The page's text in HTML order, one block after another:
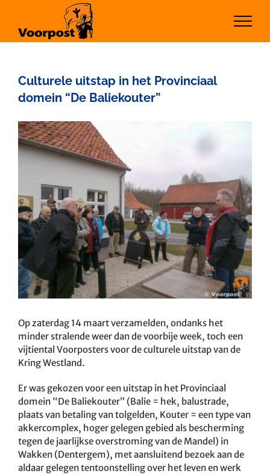
inhoud
Culturele uitstap in het Provinciaal
domein “De Baliekouter”
Bekijk
grotere
afbeelding
Op zaterdag 14 maart verzamelden, ondanks het
minder stralende weer dan de voorbije week, toch een
vijtiental Voorposters voor de culturele uitstap van de
Kring Westland.
Er was gekozen voor een uitstap in het Provinciaal
domein “De Baliekouter” (Balie = hek, balustrade,
plaats van betaling van tolgelden, Kouter = een type van
akkercomplex, hoger gelegen gebied als bescherming
tegen de jaarlijkse overstroming van de Mandel) in
Wakken (Dentergem), met aansluitend bezoek aan de
aldaar gelegen tentoonstelling over het leven en werk